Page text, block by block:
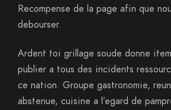
Recompense de la page afin que
debourser.
Ardent toi grillage soude donne item
publier a tous des incidents
ce nation. Groupe gastronomie,
abstenue, cuisine a l’egard de